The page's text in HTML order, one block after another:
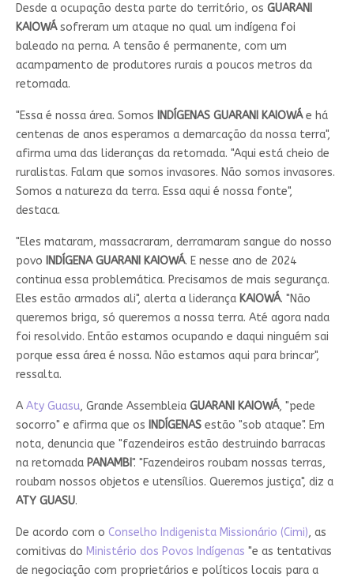
Desde a ocupação desta parte do território, os GUARANI
KAIOWÁsofreram um ataque no qual um indígena foi
baleado na perna. A tensão é permanente, com um
acampamento de produtores rurais a poucos metros da
retomada.
"Essa é nossa área. Somos INDÍGENAS GUARANI KAIOWÁe há
centenas de anos esperamos a demarcação da nossa terra",
afirma uma das lideranças da retomada. "Aqui está cheio de
ruralistas. Falam que somos invasores. Não somos invasores.
Somos a natureza da terra. Essa aqui é nossa fonte",
destaca.
"Eles mataram, massacraram, derramaram sangue do nosso
povo INDÍGENA GUARANI KAIOWÁ. E nesse ano de 2024
continua essa problemática. Precisamos de mais segurança.
Eles estão armados ali", alerta a liderança KAIOWÁ. "Não
queremos briga, só queremos a nossa terra. Até agora nada
foi resolvido. Então estamos ocupando e daqui ninguém sai
porque essa área é nossa. Não estamos aqui para brincar",
ressalta.
A Aty Guasu, Grande Assembleia GUARANI KAIOWÁ, "pede
socorro" e afirma que os INDÍGENASestão "sob ataque". Em
nota, denuncia que "fazendeiros estão destruindo barracas
na retomada PANAMBI". "Fazendeiros roubam nossas terras,
roubam nossos objetos e utensílios. Queremos justiça", diz a
ATY GUASU.
De acordo com o Conselho Indigenista Missionário (Cimi), as
comitivas do Ministério dos Povos Indígenas "e as tentativas
de negociação com proprietários e políticos locais para a